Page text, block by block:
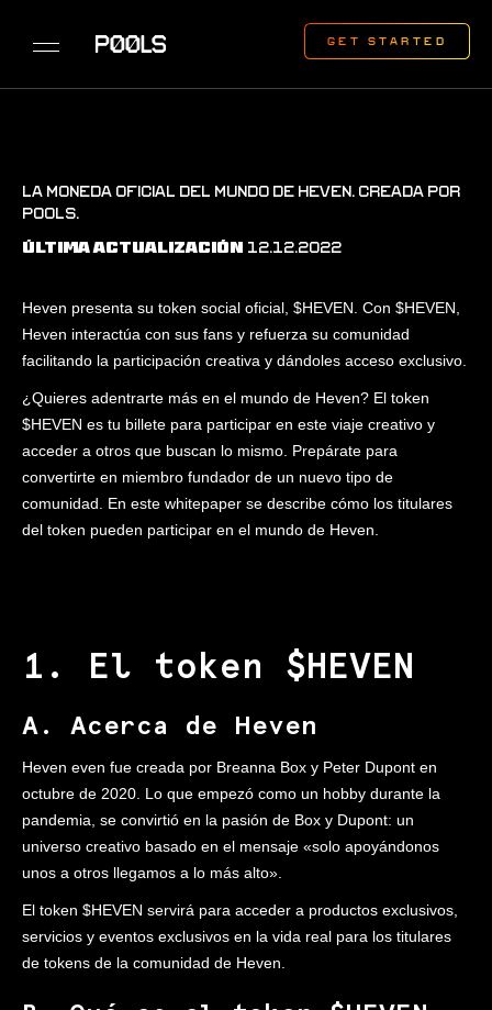
LA MONEDA OFICIAL DEL MUNDO DE HEVEN. CREADA POR
P00LS.
ÚLTIMA ACTUALIZACIÓN 12.12.2022
Heven presenta su token social oficial, $HEVEN. Con $HEVEN,
Heven interactúa con sus fans y refuerza su comunidad
facilitando la participación creativa y dándoles acceso exclusivo.
¿Quieres adentrarte más en el mundo de Heven? El token
$HEVEN es tu billete para participar en este viaje creativo y
acceder a otros que buscan lo mismo. Prepárate para
convertirte en miembro fundador de un nuevo tipo de
comunidad. En este whitepaper se describe cómo los titulares
del token pueden participar en el mundo de Heven.
1. El token $HEVEN
A. Acerca de Heven
Heven even fue creada por Breanna Box y Peter Dupont en
octubre de 2020. Lo que empezó como un hobby durante la
pandemia, se convirtió en la pasión de Box y Dupont: un
universo creativo basado en el mensaje «solo apoyándonos
unos a otros llegamos a lo más alto».
El token $HEVEN servirá para acceder a productos exclusivos,
servicios y eventos exclusivos en la vida real para los titulares
de tokens de la comunidad de Heven.